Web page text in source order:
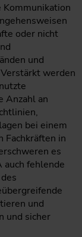
oder nicht
und
werden
Anzahl an
bei einem
Fachkräften in
es
fehlende
und
und sicher